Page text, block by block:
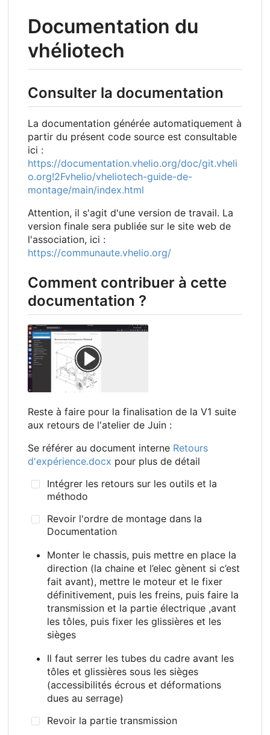
Documentation du
vhéliotech
Consulter la documentation
La documentation générée automatiquement à
partir du présent code source est consultable
ici :
https://documentation.vhelio.org/doc/git.vheli
o.org!2Fvhelio/vheliotech-guide-de-
montage/main/index.html
Attention, il s'agit d'une version de travail. La
version finale sera publiée sur le site web de
l'association, ici :
https://communaute.vhelio.org/
Comment contribuer à cette
documentation ?
Reste à faire pour la finalisation de la V1 suite
aux retours de l'atelier de Juin :
Se référer au document interne Retours
d'expérience.docx pour plus de détail
Intégrer les retours sur les outils et la
méthodo
Revoir l'ordre de montage dans la
Documentation
Monter le chassis, puis mettre en place la
direction (la chaine et l’elec gènent si c’est
fait avant), mettre le moteur et le fixer
définitivement, puis les freins, puis faire la
transmission et la partie électrique ,avant
les tôles, puis fixer les glissières et les
sièges
Il faut serrer les tubes du cadre avant les
tôles et glissières sous les sièges
(accessibilités écrous et déformations
dues au serrage)
Revoir la partie transmission